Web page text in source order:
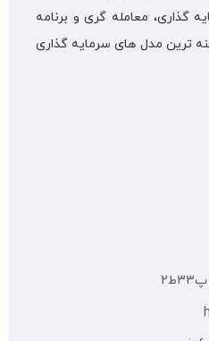
گذاری، معامله گری و برنامه
ترین مدل های سرمایه گذاری